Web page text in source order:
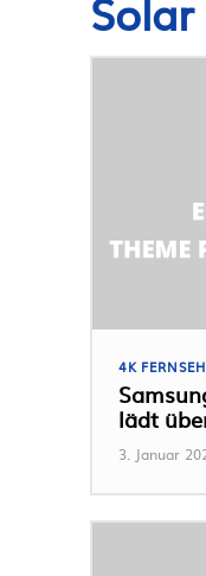
4K
lädt
3. Januar